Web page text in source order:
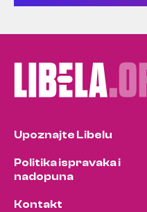
Upoznajte Libelu
Politika ispravaka i
nadopuna
Kontakt